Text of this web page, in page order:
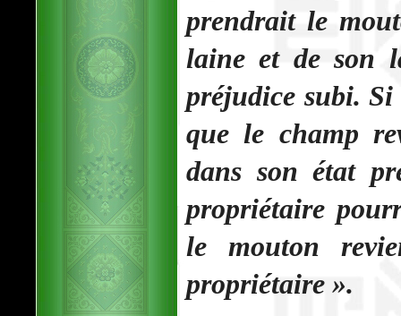
prendrait le
laine et de son
préjudice subi. Si
que le champ
dans son état
propriétaire
le mouton
propriétaire ».